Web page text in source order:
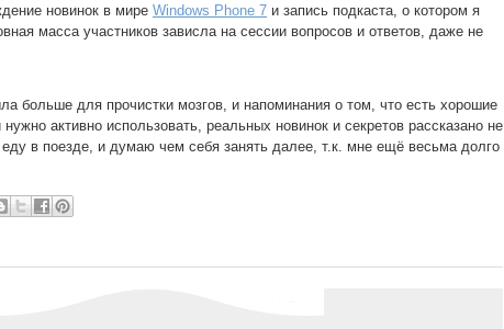
новинок в мире Windows Phone 7 и запись подкаста, о котором я
масса участников зависла на сессии вопросов и ответов, даже не
больше для прочистки мозгов, и напоминания о том, что есть хорошие
активно использовать, реальных новинок и секретов рассказано не
в поезде, и думаю чем себя занять далее, т.к. мне ещё весьма долго